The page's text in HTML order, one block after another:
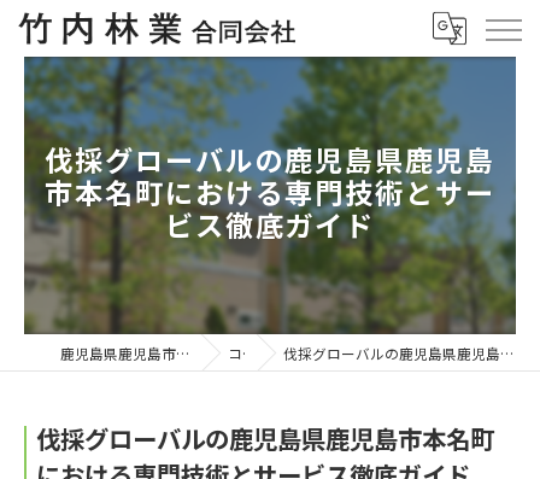
伐採グローバルの鹿児島県鹿児島
市本名町における専門技術とサー
ビス徹底ガイド
鹿児島県鹿児島市の伐採なら竹内林業合同会社 コラム 伐採グローバルの鹿児島県鹿児島市本名町における専門技術とサービス徹底ガイド
伐採グローバルの鹿児島県鹿児島市本名町